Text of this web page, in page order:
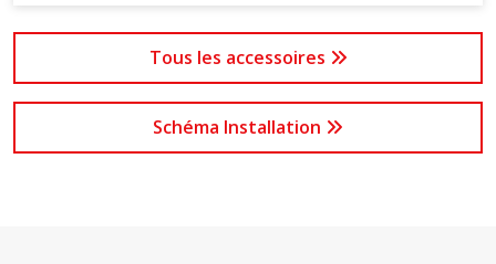
Tous les accessoires
Schéma Installation